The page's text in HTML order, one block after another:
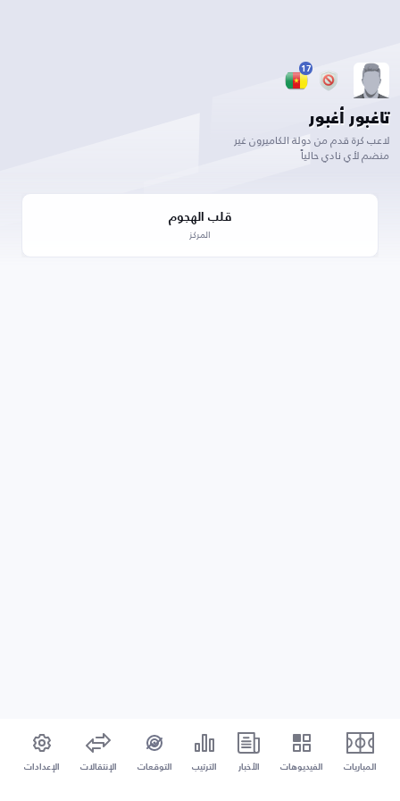
17
تاغبور أغبور
لاعب كرة قدم من دولة الكاميرون غير
منضم لأي نادي حالياً
قلب الهجوم
المركز
المباريات الفيديوهات الأخبار الترتيب التوقعات الإنتقالات الإعدادات